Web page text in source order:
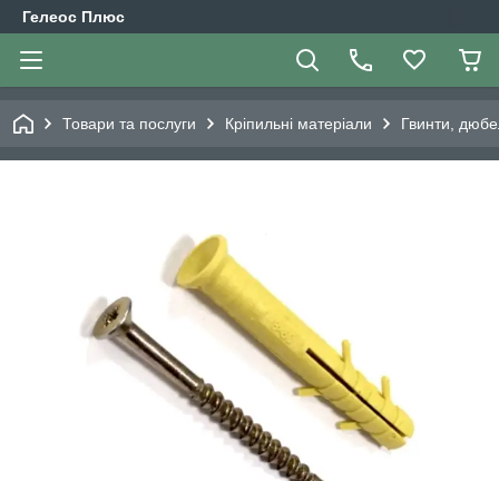
Гелеос Плюс
Товари та послуги Кріпильні матеріали Гвинти,